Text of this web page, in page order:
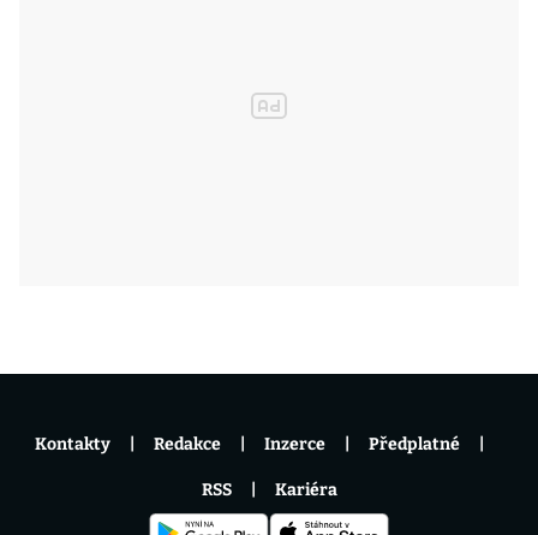
Kontakty Redakce Inzerce Předplatné
RSS Kariéra